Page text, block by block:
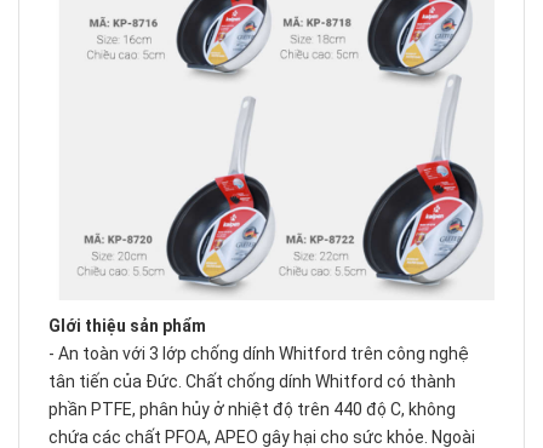
GIới thiệu sản phẩm
- An toàn với 3 lớp chống dính Whitford trên công nghệ
tân tiến của Đức. Chất chống dính Whitford có thành
phần PTFE, phân hủy ở nhiệt độ trên 440 độ C, không
chứa các chất PFOA, APEO gây hại cho sức khỏe. Ngoài